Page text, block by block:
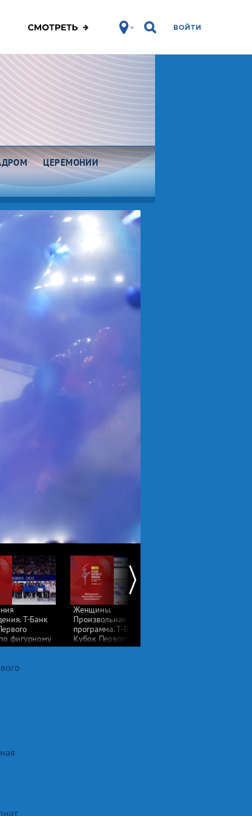
ВОЙТИ
ЦЕРЕМОНИИ
Т-Банк
фигурному
2025
Женщины.
Произвольная
программа. Т-Банк
Кубок Первого
канала по фигурному